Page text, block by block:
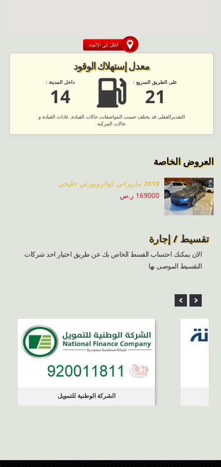
معدل إستهلاك الوقود
داخل المدينة :
14
على الطريق السريع :
21
التقديرالفعلى قد يختلف حسب المواصفات, حالات القيادة, عادات القيادة و
حالات المركبة
العروض الخاصة
2019 مازيراتي كواتروبورتي خليجي
169000 ر.س
تقسيط / إجارة
الان يمكنك احتساب القسط الخاص بك عن طريق اختيار احد شركات
التقسيط الموصى بها
الشركة الوطنية للتمويل